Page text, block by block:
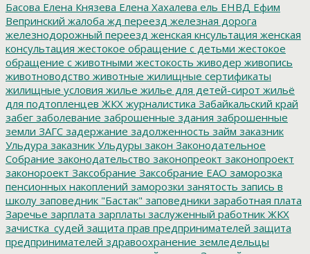
Басова Елена Князева Елена Хахалева ель ЕНВД Ефим
Вепринский жалоба жд переезд железная дорога
железнодорожный переезд женская кнсультация женская
консультация жестокое обращение с детьми жестокое
обращение с животными жестокость живодер живопись
животноводство животные жилищные сертификаты
жилищные условия жилье жилье для детей-сирот жильё
для подтопленцев ЖКХ журналистика Забайкальский край
забег заболевание заброшенные здания заброшенные
земли ЗАГС задержание задолженность займ заказник
Ульдура заказник Ульдуры закон Законодательное
Собрание законодательство законопреокт законопроект
законороект Заксобрание Заксобрание ЕАО заморозка
пенсионных накоплений заморозки занятость запись в
школу заповедник "Бастак" заповедники заработная плата
Заречье зарплата зарплаты заслуженный работник ЖКХ
зачистка_судей защита прав предпринимателей защита
предпринимателей здравоохранение земледельцы